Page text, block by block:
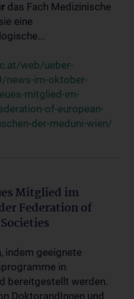
das Fach Medizinische
eine
web/ueber-
news-im-oktober-
mitglied-im-
of-european-
der-meduni-wien/
Mitglied im
Federation of
indem geeignete
in
bereitgestellt werden.
DoktorandInnen und